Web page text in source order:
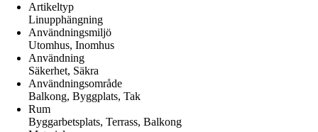
Artikeltyp
Linupphängning
Användningsmiljö
Utomhus, Inomhus
Användning
Säkerhet, Säkra
Användningsområde
Balkong, Byggplats, Tak
Rum
Byggarbetsplats, Terrass, Balkong